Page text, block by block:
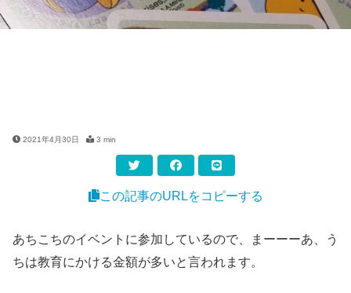
2021年4月30日 3 min
この記事のURLをコピーする
あちこちのイベントに参加しているので、まーーーあ、う
ちは教育にかける金額が多いと言われます。